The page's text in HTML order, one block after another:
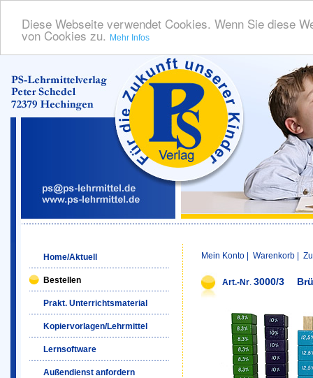
Diese Webseite verwendet Cookies. Wenn Sie diese
von Cookies zu. Mehr Infos
Home/Aktuell
Bestellen
Prakt. Unterrichtsmaterial
Kopiervorlagen/Lehrmittel
Lernsoftware
Außendienst anfordern
Mein Konto Warenkorb
Art.-Nr. 3000/3